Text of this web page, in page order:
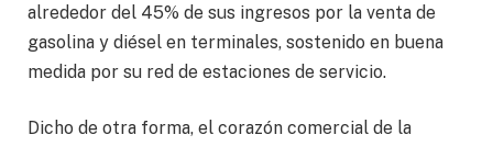
alrededor del 45% de sus ingresos por la venta de
gasolina y diésel en terminales, sostenido en buena
medida por su red de estaciones de servicio.
Dicho de otra forma, el corazón comercial de la